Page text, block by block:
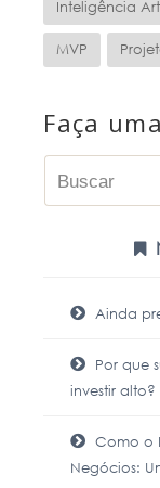
Inteligência
MVP
Faça
Ainda
Por que
investir alto?
Como o
Negócios: